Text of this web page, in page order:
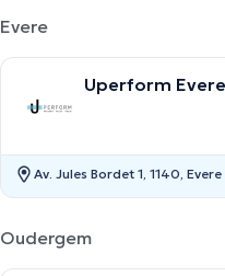
Evere
Uperform Evere
Av. Jules Bordet 1, 1140, Evere
Oudergem